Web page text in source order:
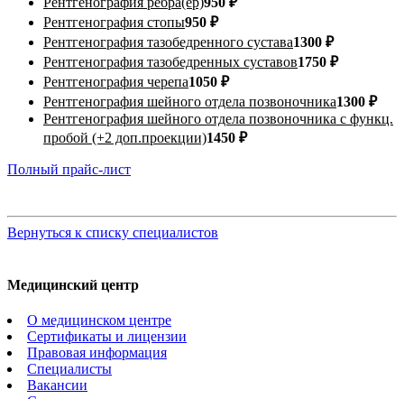
Рентгенография стопы950 ₽
Рентгенография тазобедренного сустава1300 ₽
Рентгенография тазобедренных суставов1750 ₽
Рентгенография черепа1050 ₽
Рентгенография шейного отдела позвоночника1300 ₽
Рентгенография шейного отдела позвоночника с функц.
пробой (+2 доп.проекции)1450 ₽
Полный прайс-лист
Вернуться к списку специалистов
Медицинский центр
О медицинском центре
Сертификаты и лицензии
Правовая информация
Специалисты
Вакансии